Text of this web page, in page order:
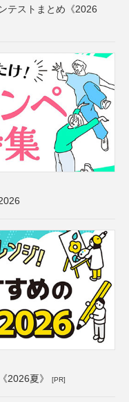
テストまとめ《2026
2026夏》 [PR]